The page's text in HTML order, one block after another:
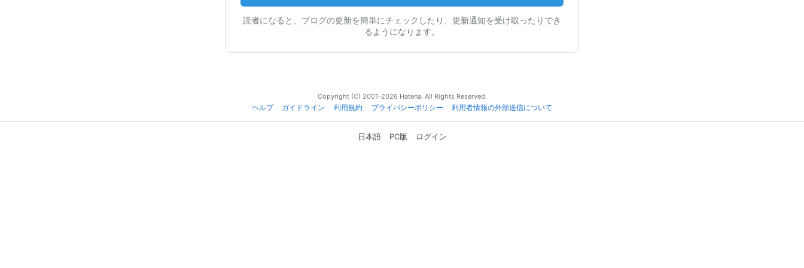
読者になると、ブログの更新を簡単にチェックしたり、更新通知を受け取ったりでき
るようになります。
Copyright (C) 2001-2026 Hatena. All Rights Reserved.
ヘルプ
ガイドライン 利用規約 プライバシーポリシー 利用者情報の外部送信について
日本語 PC版 ログイン